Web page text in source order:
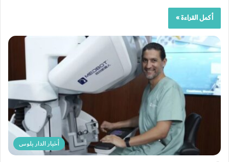
أكمل القراءة »
أخبار الدار بلوس